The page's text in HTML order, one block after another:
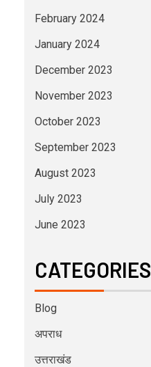
February 2024
January 2024
December 2023
November 2023
October 2023
September 2023
August 2023
July 2023
June 2023
CATEGORIES
Blog
अपराध
उत्तराखंड